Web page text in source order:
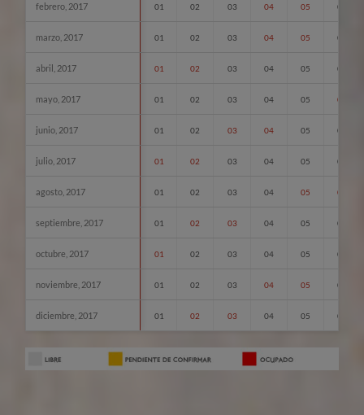
febrero, 2017
marzo, 2017
abril, 2017
mayo, 2017
junio, 2017
julio, 2017
agosto, 2017
septiembre, 2017
octubre, 2017
noviembre, 2017
diciembre, 2017
01 02 03 04 05 06
01 02 03 04 05 06
01 02 03 04 05 06
01 02 03 04 05 06
01 02 03 04 05 06
01 02 03 04 05 06
01 02 03 04 05 06
01 02 03 04 05 06
01 02 03 04 05 06
01 02 03 04 05 06
01 02 03 04 05 06